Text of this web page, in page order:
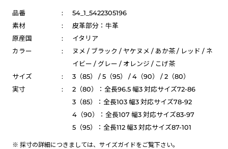
品番 :
54_1_5422305196
素材
:
皮革部分：牛革
原産国
:
イタリア
カラー
:
ヌメ / ブラック / ヤケヌメ / あか茶 / レッド / ネ
イビー / グレー / オレンジ / こげ茶
サイズ
:
3（85） / 5（95） / 4（90） / 2（80）
実寸
:
2（80）：全長96.5 幅3 対応サイズ72-86
3（85）：全長103 幅3 対応サイズ78-92
4（90）：全長107 幅3 対応サイズ83-97
5（95）：全長112 幅3 対応サイズ87-101
※ 採寸の詳細につきましては、 サイズガイドをご覧下さい。